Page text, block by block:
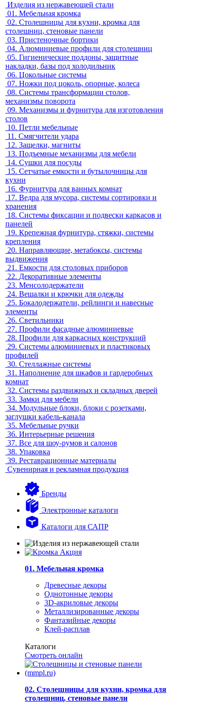
Изделия из нержавеющей стали
01. Мебельная кромка
02. Столешницы для кухни, кромка для
столешниц, стеновые панели
03. Пристеночные бортики
04. Алюминиевые профили для столешниц
05. Гигиенические поддоны, защитные
накладки, базы под холодильник
06. Цокольные системы
07. Ножки под цоколь, опорные, колеса
08. Системы трансформации столов,
механизмы поворота
09. Механизмы и фурнитура для изготовления
столов
10. Петли мебельные
11. Смягчители удара
12. Защелки, магниты
13. Подъемные механизмы для мебели
14. Сушки для посуды
15. Сетчатые емкости и бутылочницы для
кухни
16. Фурнитура для ванных комнат
17. Ведра для мусора, системы сортировки и
хранения
18. Системы фиксации и подвески каркасов и
панелей
19. Крепежная фурнитура, стяжки, системы
крепления
20. Направляющие, метабоксы, системы
выдвижения
21. Емкости для столовых приборов
22. Декоративные элементы
23. Менсолодержатели
24. Вешалки и крючки для одежды
25. Бокалодержатели, рейлинги и навесные
элементы
26. Светильники
27. Профили фасадные алюминиевые
28. Профили для каркасных конструкций
29. Системы алюминиевых и пластиковых
профилей
30. Стеллажные системы
31. Наполнение для шкафов и гардеробных
комнат
32. Системы раздвижных и складных дверей
33. Замки для мебели
34. Модульные блоки, блоки с розетками,
заглушки кабель-канала
35. Мебельные ручки
36. Интерьерные решения
37. Все для шоу-румов и салонов
38. Упаковка
39. Реставрационные материалы
Сувенирная и рекламная продукция
Бренды
Электронные каталоги
Каталоги для САПР
01. Мебельная кромка
Древесные декоры
Однотонные декоры
3D-акриловые декоры
Металлизированные декоры
Фантазийные декоры
Клей-расплав
Каталоги
Смотреть онлайн
02. Столешницы для кухни, кромка для
столешниц, стеновые панели